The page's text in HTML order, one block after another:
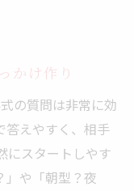
かけ作り
の質問は非常に効
答えやすく、相手
にスタートしやす
」や「朝型？夜